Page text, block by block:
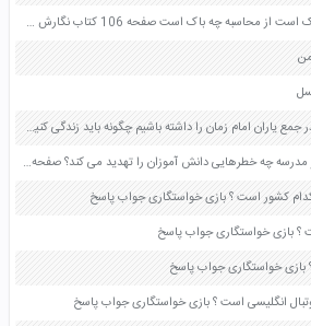
انشا درمورد آن را که حساب پاک است از محاسبه چه باک است صفحه 106 کتاب نگارش دهم
برای اینکه ما نیز لیاقت حضور در جمع یاران امام زمان را داشته باشیم چگونه باید زندگی کنیم صفحه 49 پیام های آسمان نهم
به نظر شما هنگام وقوع زلزله در مدرسه چه خطرهایی دانش آموزان را تهدید می کند؟ صفحه 98 آمادگی دفاعی نهم
کشور است ؟ بازی خواستگاری جواب پاسخ
بازی خواستگاری جواب پاسخ
خواستگاری جواب پاسخ
انگلیسی است ؟ بازی خواستگاری جواب پاسخ